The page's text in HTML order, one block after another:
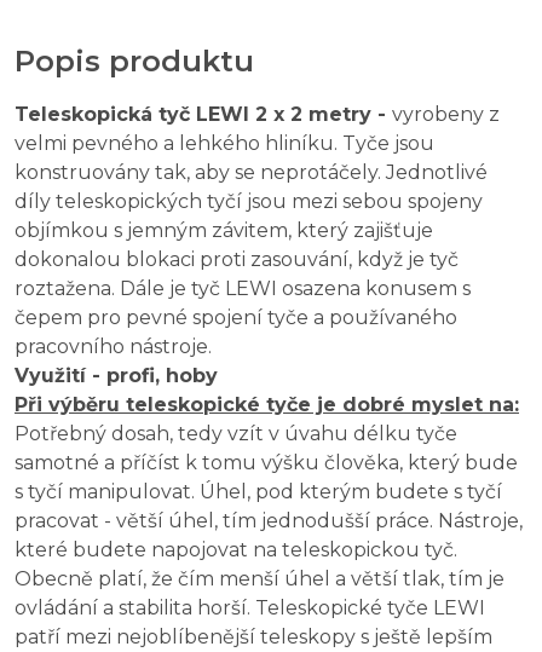
Popis produktu
Teleskopická tyč LEWI 2 x 2 metry - vyrobeny z
velmi pevného a lehkého hliníku. Tyče jsou
konstruovány tak, aby se neprotáčely. Jednotlivé
díly teleskopických tyčí jsou mezi sebou spojeny
objímkou s jemným závitem, který zajišťuje
dokonalou blokaci proti zasouvání, když je tyč
roztažena. Dále je tyč LEWI osazena konusem s
čepem pro pevné spojení tyče a používaného
pracovního nástroje.
Využití - profi, hoby
Při výběru teleskopické tyče je dobré myslet na:
Potřebný dosah, tedy vzít v úvahu délku tyče
samotné a příčíst k tomu výšku člověka, který bude
s tyčí manipulovat. Úhel, pod kterým budete s tyčí
pracovat - větší úhel, tím jednodušší práce. Nástroje,
které budete napojovat na teleskopickou tyč.
Obecně platí, že čím menší úhel a větší tlak, tím je
ovládání a stabilita horší. Teleskopické tyče LEWI
patří mezi nejoblíbenější teleskopy s ještě lepším